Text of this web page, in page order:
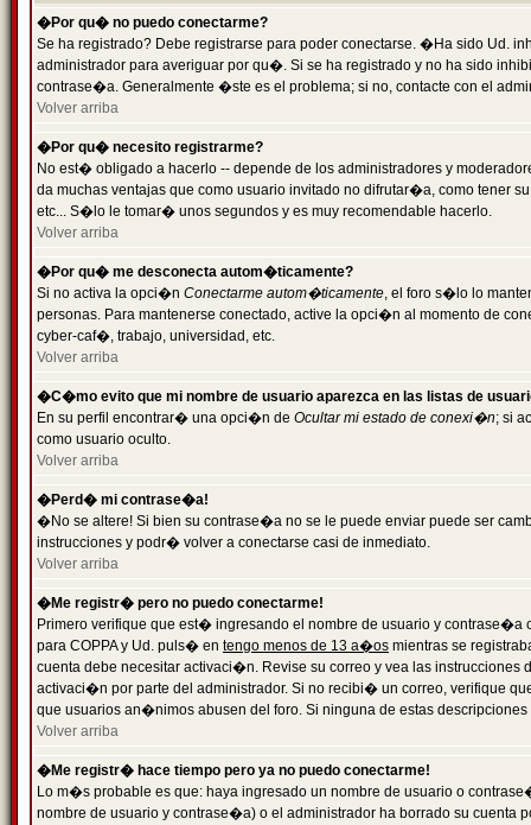
�Por qu� no puedo conectarme?
Se ha registrado? Debe registrarse para poder conectarse. �Ha sido Ud.
administrador para averiguar por qu�. Si se ha registrado y no ha sido
contrase�a. Generalmente �ste es el problema; si no, contacte con el
Volver arriba
�Por qu� necesito registrarme?
No est� obligado a hacerlo -- depende de los administradores y
da muchas ventajas que como usuario invitado no difrutar�a, como tener
etc... S�lo le tomar� unos segundos y es muy recomendable hacerlo.
Volver arriba
�Por qu� me desconecta autom�ticamente?
Si no activa la opci�n Conectarme autom�ticamente, el foro s�lo lo
personas. Para mantenerse conectado, active la opci�n al momento de
cyber-caf�, trabajo, universidad, etc.
Volver arriba
�C�mo evito que mi nombre de usuario aparezca en las listas de
En su perfil encontrar� una opci�n de Ocultar mi estado de conexi�n; si
como usuario oculto.
Volver arriba
�Perd� mi contrase�a!
�No se altere! Si bien su contrase�a no se le puede enviar puede ser
instrucciones y podr� volver a conectarse casi de inmediato.
Volver arriba
�Me registr� pero no puedo conectarme!
Primero verifique que est� ingresando el nombre de usuario y
para COPPA y Ud. puls� en tengo menos de 13 a�os mientras se
cuenta debe necesitar activaci�n. Revise su correo y vea las
activaci�n por parte del administrador. Si no recibi� un correo, verifique
que usuarios an�nimos abusen del foro. Si ninguna de estas
Volver arriba
�Me registr� hace tiempo pero ya no puedo conectarme!
Lo m�s probable es que: haya ingresado un nombre de usuario o
nombre de usuario y contrase�a) o el administrador ha borrado su